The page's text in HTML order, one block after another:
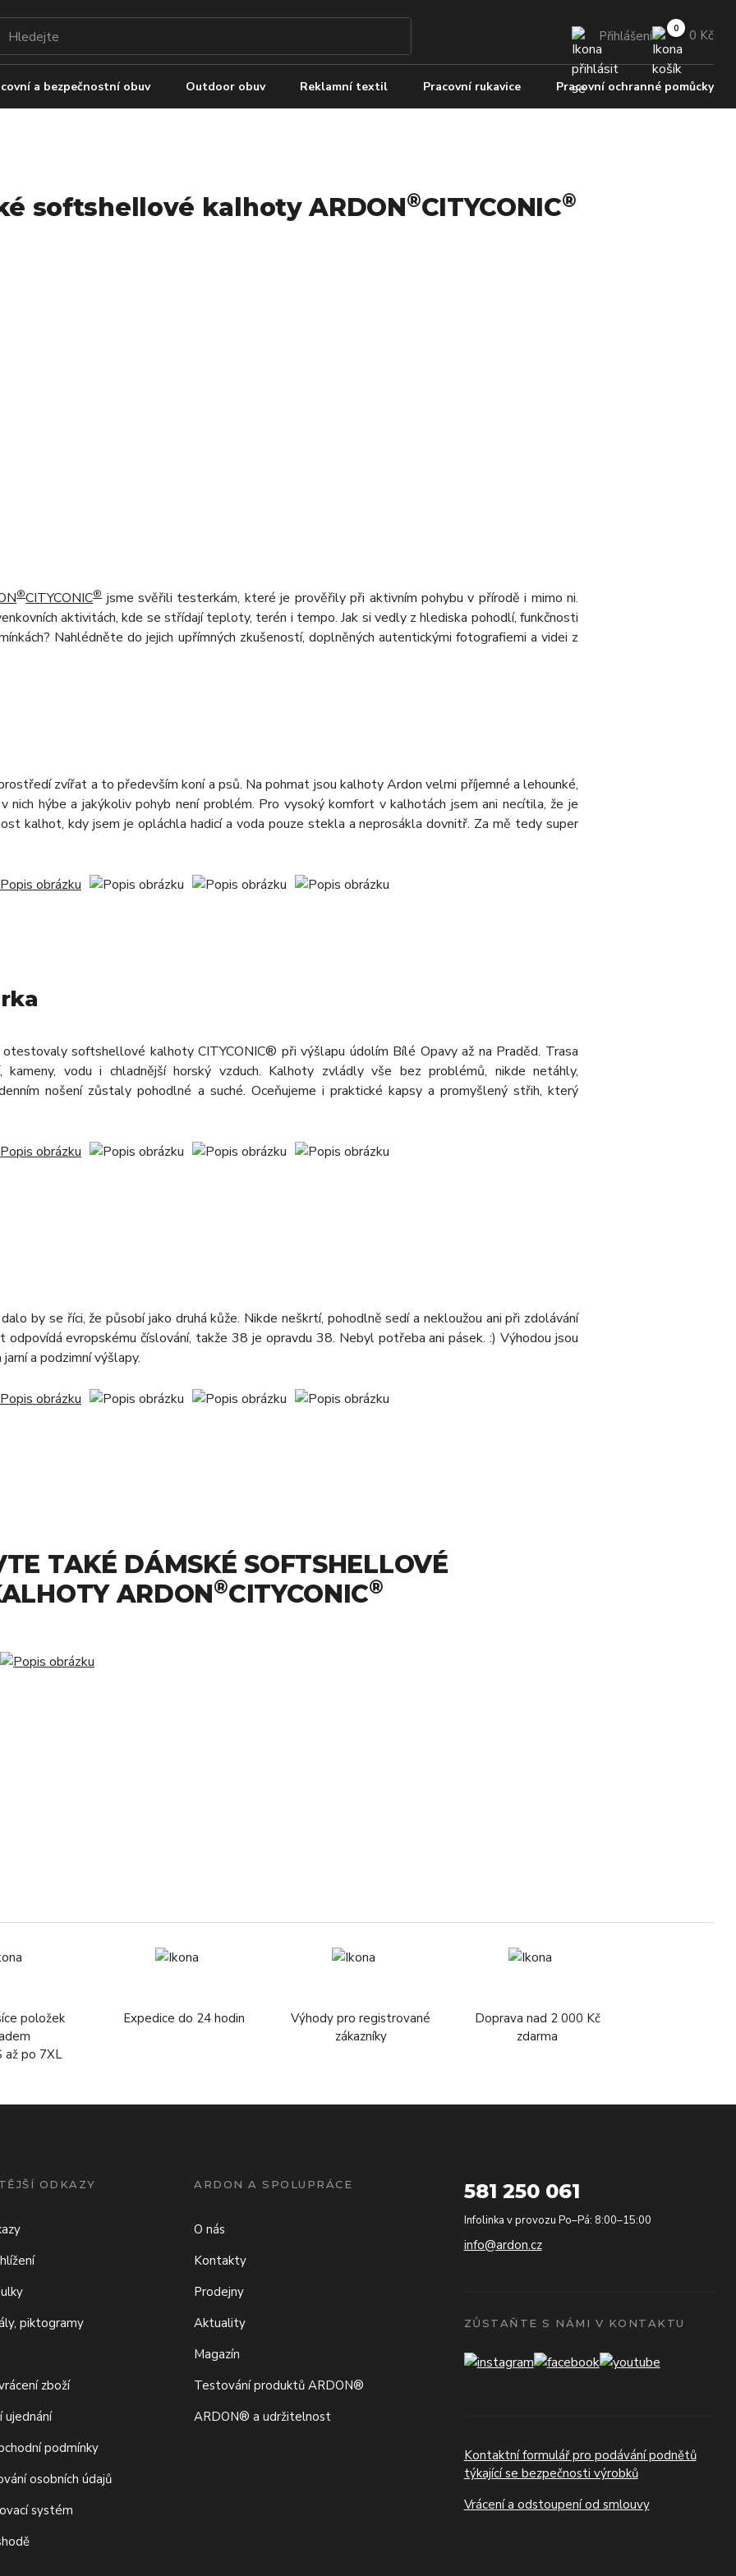
Přihlášení 0 Kč
a bezpečnostní obuv Outdoor obuv Reklamní textil Pracovní rukavice Pracovní ochranné pomůcky
softshellové kalhoty ARDON®CITYCONIC®
®CITYCONIC®jsme svěřili testerkám, které je prověřily při aktivním pohybu v přírodě i mimo ni.
aktivitách, kde se střídají teploty, terén i tempo. Jak si vedly z hlediska pohodlí, funkčnosti
Nahlédněte do jejich upřímných zkušeností, doplněných autentickými fotografiemi a videi z
zvířat a to především koní a psů. Na pohmat jsou kalhoty Ardon velmi příjemné a lehounké,
nich hýbe a jakýkoliv pohyb není problém. Pro vysoký komfort v kalhotách jsem ani necítila, že je
kalhot, kdy jsem je opláchla hadicí a voda pouze stekla a neprosákla dovnitř. Za mě tedy super
softshellové kalhoty CITYCONIC® při výšlapu údolím Bílé Opavy až na Praděd. Trasa
kameny, vodu i chladnější horský vzduch. Kalhoty zvládly vše bez problémů, nikde netáhly,
nošení zůstaly pohodlné a suché. Oceňujeme i praktické kapsy a promyšlený střih, který
by se říci, že působí jako druhá kůže. Nikde neškrtí, pohodlně sedí a nekloužou ani při zdolávání
odpovídá evropskému číslování, takže 38 je opravdu 38. Nebyl potřeba ani pásek. :) Výhodou jsou
a podzimní výšlapy.
TAKÉ DÁMSKÉ SOFTSHELLOVÉ
ARDON®CITYCONIC®
položek
až po 7XL
Expedice do 24 hodin
Výhody pro registrované
zákazníky
Doprava nad 2 000 Kč
zdarma
ODKAZY
piktogramy
zboží
ujednání
podmínky
osobních údajů
systém
ARDON A SPOLUPRÁCE
O nás
Kontakty
Prodejny
Aktuality
Magazín
Testování produktů ARDON®
ARDON® a udržitelnost
581 250 061
Infolinka v provozu Po–Pá: 8:00–15:00
info@ardon.cz
ZŮSTAŇTE S NÁMI V KONTAKTU
Kontaktní formulář pro podávání podnětů
týkající se bezpečnosti výrobků
Vrácení a odstoupení od smlouvy